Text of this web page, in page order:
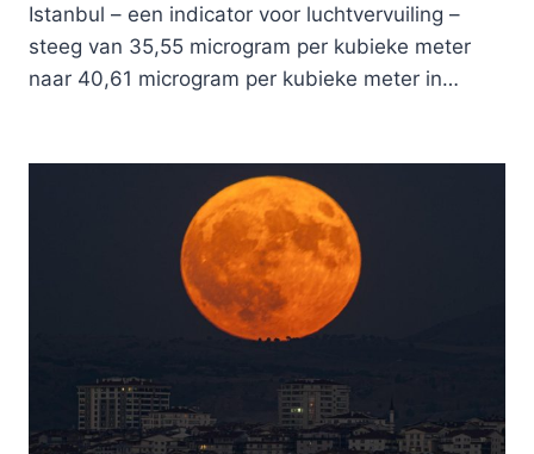
Istanbul – een indicator voor luchtvervuiling –
steeg van 35,55 microgram per kubieke meter
naar 40,61 microgram per kubieke meter in…